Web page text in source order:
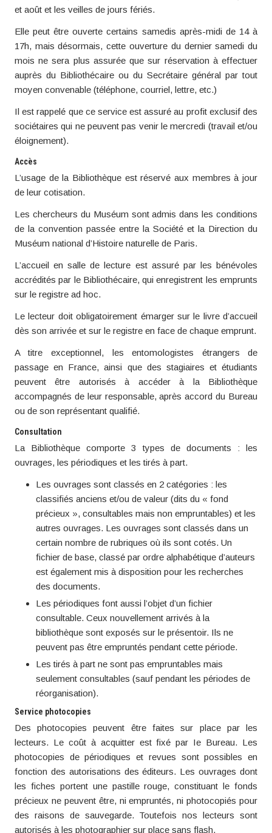
et août et les veilles de jours fériés.
Elle peut être ouverte certains samedis après-midi de 14 à
17h, mais désormais, cette ouverture du dernier samedi du
mois ne sera plus assurée que sur réservation à effectuer
auprès du Bibliothécaire ou du Secrétaire général par tout
moyen convenable (téléphone, courriel, lettre, etc.)
Il est rappelé que ce service est assuré au profit exclusif des
sociétaires qui ne peuvent pas venir le mercredi (travail et/ou
éloignement).
Accès
L’usage de la Bibliothèque est réservé aux membres à jour
de leur cotisation.
Les chercheurs du Muséum sont admis dans les conditions
de la convention passée entre la Société et la Direction du
Muséum national d’Histoire naturelle de Paris.
L’accueil en salle de lecture est assuré par les bénévoles
accrédités par le Bibliothécaire, qui enregistrent les emprunts
sur le registre ad hoc.
Le lecteur doit obligatoirement émarger sur le livre d’accueil
dès son arrivée et sur le registre en face de chaque emprunt.
A titre exceptionnel, les entomologistes étrangers de
passage en France, ainsi que des stagiaires et étudiants
peuvent être autorisés à accéder à la Bibliothèque
accompagnés de leur responsable, après accord du Bureau
ou de son représentant qualifié.
Consultation
La Bibliothèque comporte 3 types de documents : les
ouvrages, les périodiques et les tirés à part.
Les ouvrages sont classés en 2 catégories : les
classifiés anciens et/ou de valeur (dits du « fond
précieux », consultables mais non empruntables) et les
autres ouvrages. Les ouvrages sont classés dans un
certain nombre de rubriques où ils sont cotés. Un
fichier de base, classé par ordre alphabétique d’auteurs
est également mis à disposition pour les recherches
des documents.
Les périodiques font aussi l’objet d’un fichier
consultable. Ceux nouvellement arrivés à la
bibliothèque sont exposés sur le présentoir. Ils ne
peuvent pas être empruntés pendant cette période.
Les tirés à part ne sont pas empruntables mais
seulement consultables (sauf pendant les périodes de
réorganisation).
Service photocopies
Des photocopies peuvent être faites sur place par les
lecteurs. Le coût à acquitter est fixé par Ie Bureau. Les
photocopies de périodiques et revues sont possibles en
fonction des autorisations des éditeurs. Les ouvrages dont
les fiches portent une pastille rouge, constituant le fonds
précieux ne peuvent être, ni empruntés, ni photocopiés pour
des raisons de sauvegarde. Toutefois nos lecteurs sont
autorisés à les photographier sur place sans flash.